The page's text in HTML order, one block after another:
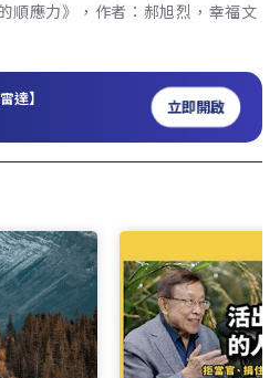
順應力》，作者：郝旭烈，幸福文
達】 立即開啟